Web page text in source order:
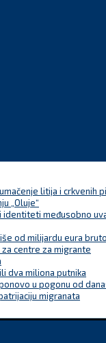
litija i crkvenih
„Oluje“
međusobno
od milijardu eura
za centre za migrante
dva miliona putnika
u pogonu od
migranata